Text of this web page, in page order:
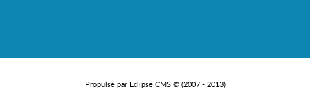
Propulsé par Eclipse CMS © (2007 - 2013)